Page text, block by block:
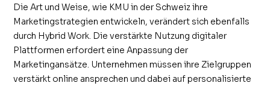
Die Art und Weise, wie KMU in der Schweiz ihre
Marketingstrategien entwickeln, verändert sich ebenfalls
durch Hybrid Work. Die verstärkte Nutzung digitaler
Plattformen erfordert eine Anpassung der
Marketingansätze. Unternehmen müssen ihre Zielgruppen
verstärkt online ansprechen und dabei auf personalisierte